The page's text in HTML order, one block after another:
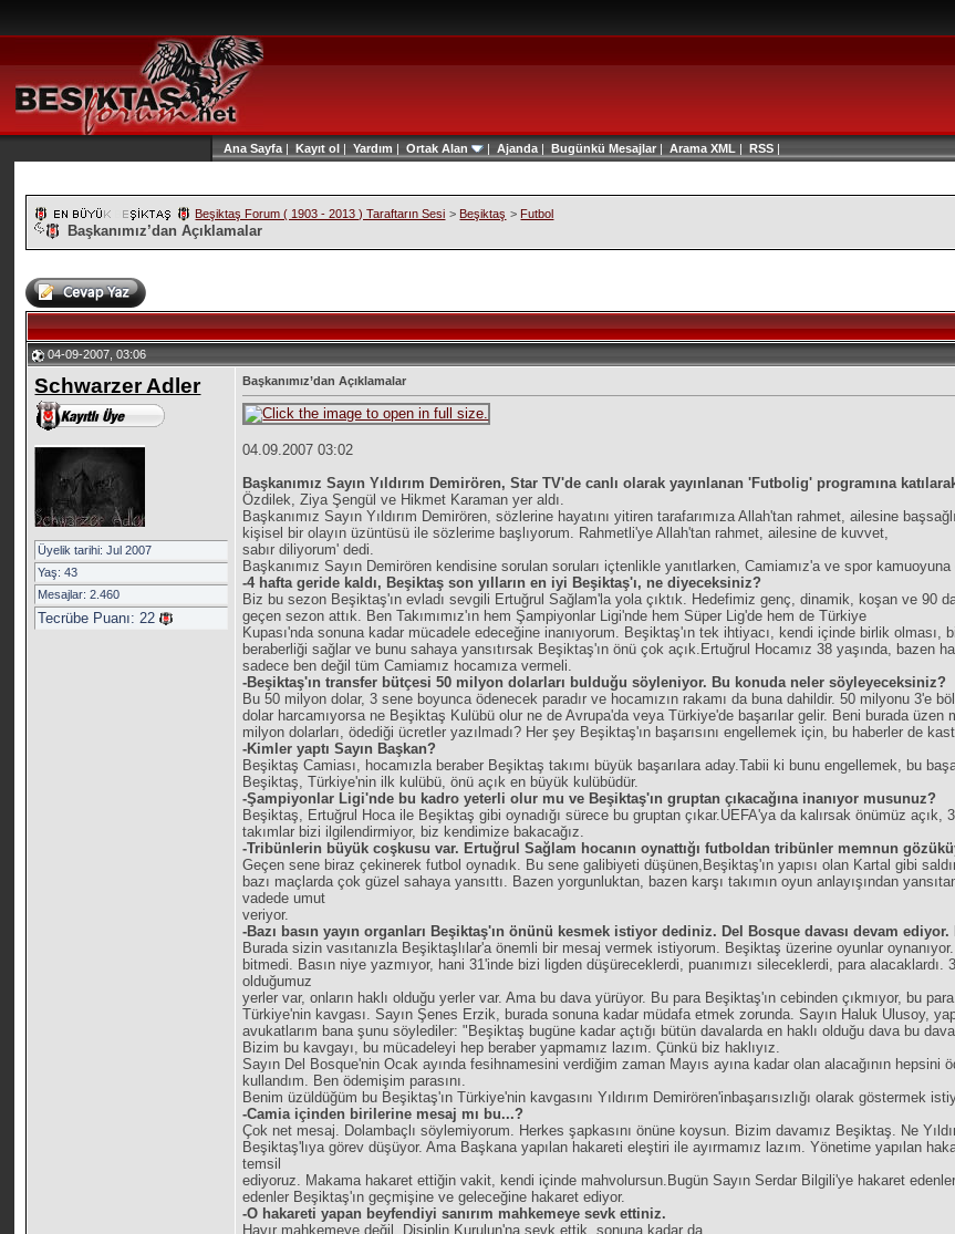
Ana Sayfa | Kayıt ol | Yardım | Ortak Alan | Ajanda | Bugünkü Mesajlar| Arama XML | RSS |
Beşiktaş Forum ( 1903 - 2013 ) Taraftarın Sesi > Beşiktaş > Futbol
Başkanımız’dan Açıklamalar
04-09-2007, 03:06
Schwarzer Adler
Üyelik tarihi: Jul 2007
Yaş: 43
Mesajlar: 2.460
Tecrübe Puanı:22
Başkanımız’dan Açıklamalar
04.09.2007 03:02
Başkanımız Sayın Yıldırım Demirören, Star TV'de canlı olarak yayınlanan 'Futbolig' programına
Özdilek, Ziya Şengül ve Hikmet Karaman yer aldı.
Başkanımız Sayın Yıldırım Demirören, sözlerine hayatını yitiren tarafarımıza Allah'tan rahmet, ailesine
kişisel bir olayın üzüntüsü ile sözlerime başlıyorum. Rahmetli'ye Allah'tan rahmet, ailesine de kuvvet,
sabır diliyorum' dedi.
Başkanımız Sayın Demirören kendisine sorulan soruları içtenlikle yanıtlarken, Camiamız'a ve spor
-4 hafta geride kaldı, Beşiktaş son yılların en iyi Beşiktaş'ı, ne diyeceksiniz?
Biz bu sezon Beşiktaş'ın evladı sevgili Ertuğrul Sağlam'la yola çıktık. Hedefimiz genç, dinamik, koşan ve 90
geçen sezon attık. Ben Takımımız'ın hem Şampiyonlar Ligi'nde hem Süper Lig'de hem de Türkiye
Kupası'nda sonuna kadar mücadele edeceğine inanıyorum. Beşiktaş'ın tek ihtiyacı, kendi içinde birlik
beraberliği sağlar ve bunu sahaya yansıtırsak Beşiktaş'ın önü çok açık.Ertuğrul Hocamız 38 yaşında, bazen
sadece ben değil tüm Camiamız hocamıza vermeli.
-Beşiktaş'ın transfer bütçesi 50 milyon dolarları bulduğu söyleniyor. Bu konuda neler söyleyeceksiniz?
Bu 50 milyon dolar, 3 sene boyunca ödenecek paradır ve hocamızın rakamı da buna dahildir. 50 milyonu 3'e
dolar harcamıyorsa ne Beşiktaş Kulübü olur ne de Avrupa'da veya Türkiye'de başarılar gelir. Beni burada üzen
milyon dolarları, ödediği ücretler yazılmadı? Her şey Beşiktaş'ın başarısını engellemek için, bu haberler de
-Kimler yaptı Sayın Başkan?
Beşiktaş Camiası, hocamızla beraber Beşiktaş takımı büyük başarılara aday.Tabii ki bunu engellemek, bu
Beşiktaş, Türkiye'nin ilk kulübü, önü açık en büyük kulübüdür.
-Şampiyonlar Ligi'nde bu kadro yeterli olur mu ve Beşiktaş'ın gruptan çıkacağına inanıyor musunuz?
Beşiktaş, Ertuğrul Hoca ile Beşiktaş gibi oynadığı sürece bu gruptan çıkar.UEFA'ya da kalırsak önümüz
takımlar bizi ilgilendirmiyor, biz kendimize bakacağız.
-Tribünlerin büyük coşkusu var. Ertuğrul Sağlam hocanın oynattığı futboldan tribünler memnun
Geçen sene biraz çekinerek futbol oynadık. Bu sene galibiyeti düşünen,Beşiktaş'ın yapısı olan Kartal gibi
bazı maçlarda çok güzel sahaya yansıttı. Bazen yorgunluktan, bazen karşı takımın oyun anlayışından
vadede umut
veriyor.
-Bazı basın yayın organları Beşiktaş'ın önünü kesmek istiyor dediniz. Del Bosque davası devam ediyor.
Burada sizin vasıtanızla Beşiktaşlılar'a önemli bir mesaj vermek istiyorum. Beşiktaş üzerine oyunlar
bitmedi. Basın niye yazmıyor, hani 31'inde bizi ligden düşüreceklerdi, puanımızı sileceklerdi, para
olduğumuz
yerler var, onların haklı olduğu yerler var. Ama bu dava yürüyor. Bu para Beşiktaş'ın cebinden çıkmıyor, bu
Türkiye'nin kavgası. Sayın Şenes Erzik, burada sonuna kadar müdafa etmek zorunda. Sayın Haluk Ulusoy,
avukatlarım bana şunu söylediler: "Beşiktaş bugüne kadar açtığı bütün davalarda en haklı olduğu dava bu
Bizim bu kavgayı, bu mücadeleyi hep beraber yapmamız lazım. Çünkü biz haklıyız.
Sayın Del Bosque'nin Ocak ayında fesihnamesini verdiğim zaman Mayıs ayına kadar olan alacağının
kullandım. Ben ödemişim parasını.
Benim üzüldüğüm bu Beşiktaş'ın Türkiye'nin kavgasını Yıldırım Demirören'inbaşarısızlığı olarak göstermek
-Camia içinden birilerine mesaj mı bu...?
Çok net mesaj. Dolambaçlı söylemiyorum. Herkes şapkasını önüne koysun. Bizim davamız Beşiktaş. Ne
Beşiktaş'lıya görev düşüyor. Ama Başkana yapılan hakareti eleştiri ile ayırmamız lazım. Yönetime yapılan
temsil
ediyoruz. Makama hakaret ettiğin vakit, kendi içinde mahvolursun.Bugün Sayın Serdar Bilgili'ye hakaret
edenler Beşiktaş'ın geçmişine ve geleceğine hakaret ediyor.
-O hakareti yapan beyfendiyi sanırım mahkemeye sevk ettiniz.
Hayır mahkemeye değil, Disiplin Kurulun'na sevk ettik, sonuna kadar da